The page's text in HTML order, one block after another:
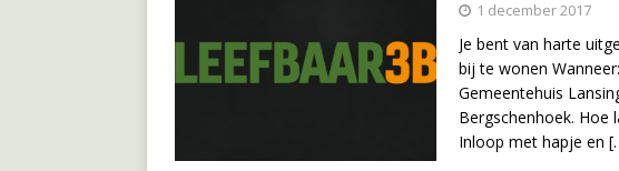
1 december 2017
Je bent van harte
bij te wonen
Gemeentehuis
Bergschenhoek. Hoe
Inloop met hapje en